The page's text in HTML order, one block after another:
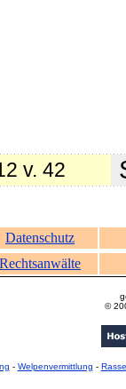
v. 42
Datenschutz
Rechtsanwälte
©
- Welpenvermittlung -